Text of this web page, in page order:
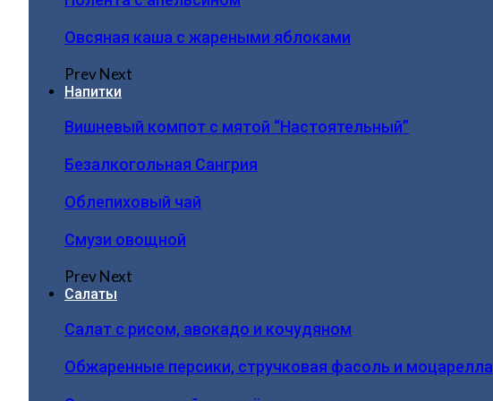
Овсяная каша с жареными яблоками
PrevNext
Напитки
Вишневый компот с мятой “Настоятельный”
Безалкогольная Сангрия
Облепиховый чай
Смузи овощной
PrevNext
Салаты
Салат с рисом, авокадо и кочудяном
Обжаренные персики, стручковая фасоль и моцарелла